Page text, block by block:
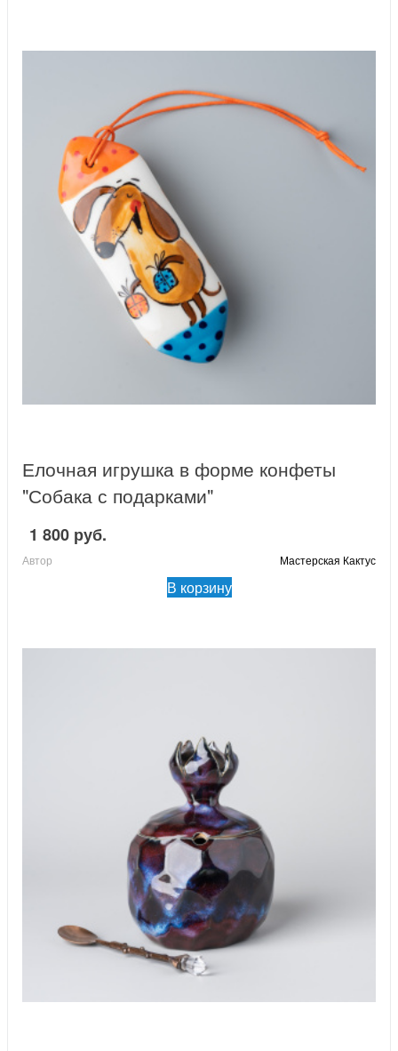
Елочная игрушка в форме конфеты
"Собака с подарками"
1 800 руб.
Автор Мастерская Кактус
В корзину